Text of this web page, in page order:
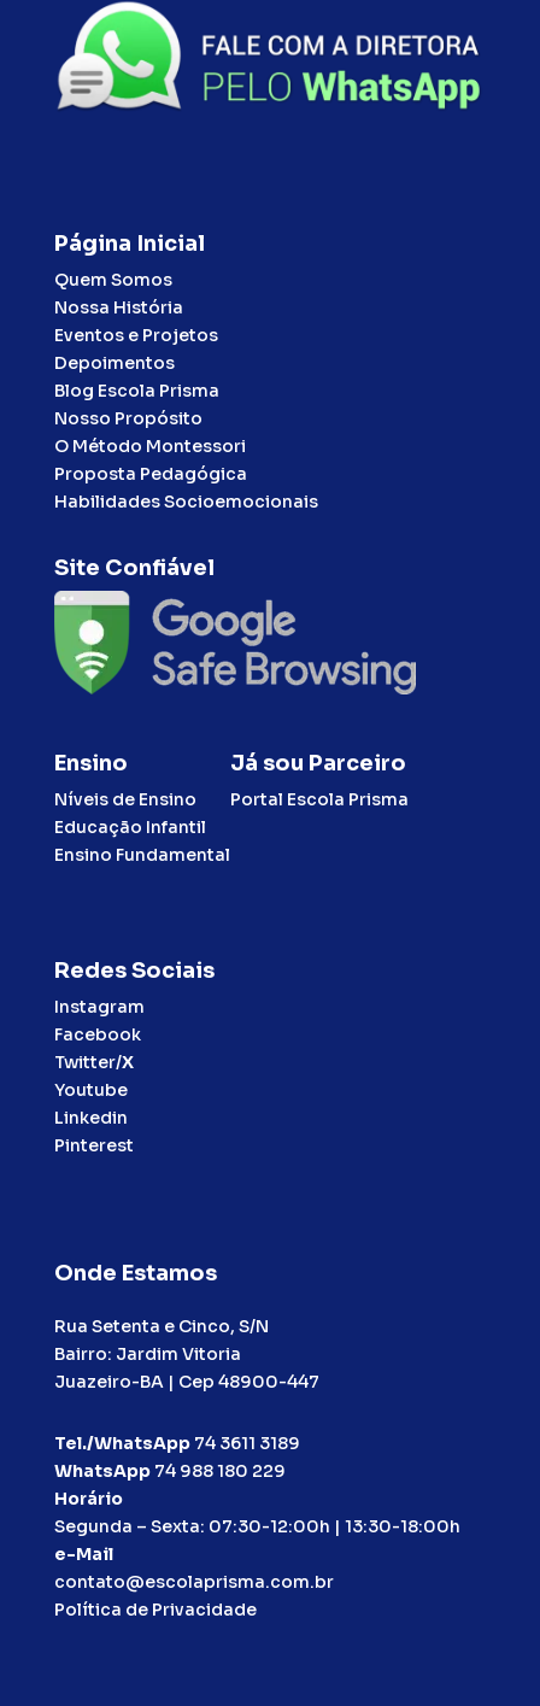
Página Inicial
Quem Somos
Nossa História
Eventos e Projetos
Depoimentos
Blog Escola Prisma
Nosso Propósito
O Método Montessori
Proposta Pedagógica
Habilidades Socioemocionais
Site Confiável
Ensino
Níveis de Ensino
Educação Infantil
Ensino Fundamental
Já sou Parceiro
Portal Escola Prisma
Redes Sociais
Instagram
Facebook
Twitter/X
Youtube
Linkedin
Pinterest
Onde Estamos
Rua Setenta e Cinco, S/N
Bairro: Jardim Vitoria
Juazeiro-BA | Cep 48900-447
Tel./WhatsApp 74 3611 3189
WhatsApp 74 988 180 229
Horário
Segunda – Sexta: 07:30-12:00h | 13:30-18:00h
e-Mail
contato@escolaprisma.com.br
Política de Privacidade